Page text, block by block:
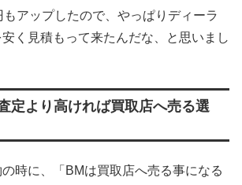
アップしたので、やっぱりディーラ
く見積もって来たんだな、と思いまし
定より高ければ買取店へ売る選
時に、「BMは買取店へ売る事になる